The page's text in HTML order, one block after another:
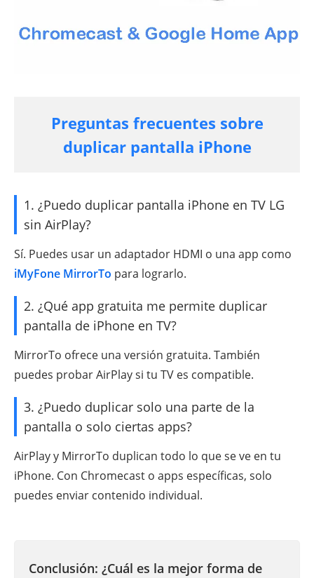
Preguntas frecuentes sobre
duplicar pantalla iPhone
1. ¿Puedo duplicar pantalla iPhone en TV LG
sin AirPlay?
Sí. Puedes usar un adaptador HDMI o una app como
iMyFone MirrorTo para lograrlo.
2. ¿Qué app gratuita me permite duplicar
pantalla de iPhone en TV?
MirrorTo ofrece una versión gratuita. También
puedes probar AirPlay si tu TV es compatible.
3. ¿Puedo duplicar solo una parte de la
pantalla o solo ciertas apps?
AirPlay y MirrorTo duplican todo lo que se ve en tu
iPhone. Con Chromecast o apps específicas, solo
puedes enviar contenido individual.
Conclusión: ¿Cuál es la mejor forma de